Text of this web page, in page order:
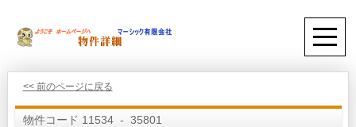
<< 前のページに戻る
物件コード 11534 - 35801